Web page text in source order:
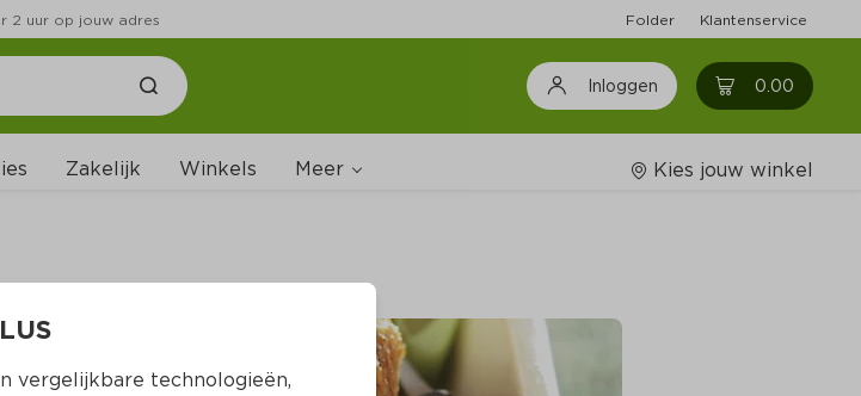
2 uur op jouw adres Folder Klantenservice
Inloggen 0.00 0
Zakelijk Winkels Meer
Wijnshop
Boodschappenlijstjes
Kies jouw winkel
vergelijkbare technologieën,